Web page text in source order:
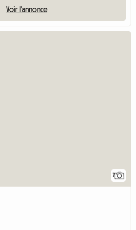
Voir l'annonce
7